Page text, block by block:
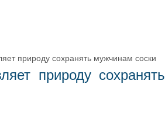
природу сохранять мужчинам соски
природу сохранять